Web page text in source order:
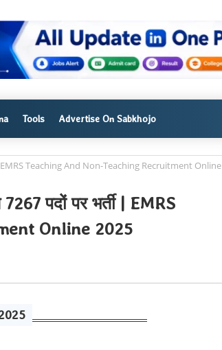
Tools Advertise On Sabkhojo
| EMRS Teaching And Non-Teaching Recruitment Online
पदों पर भर्ती | EMRS
Online 2025